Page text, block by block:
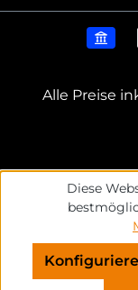
Alle Preise
Diese